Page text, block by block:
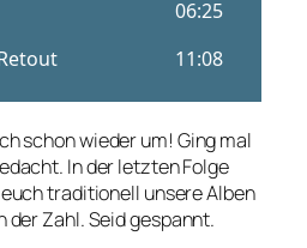
schon wieder um! Ging mal
In der letzten Folge
traditionell unsere Alben
der Zahl. Seid gespannt.